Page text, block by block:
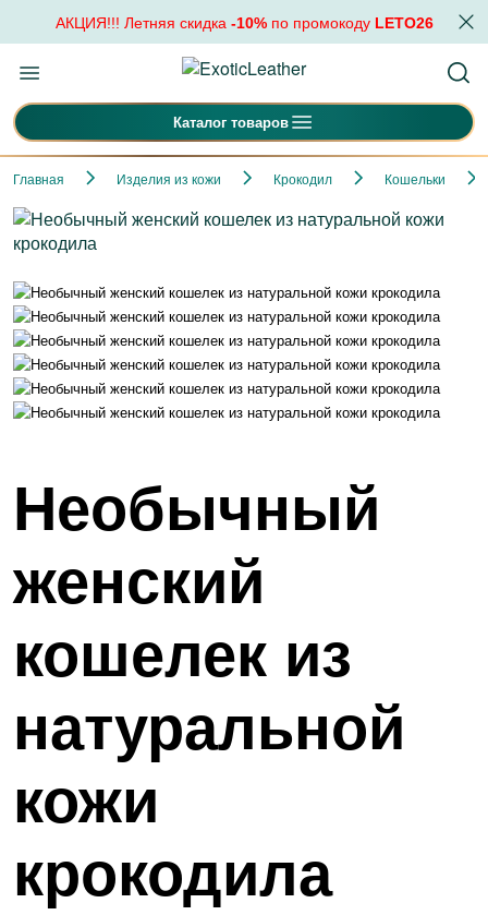
АКЦИЯ!!! Летняя скидка -10%по промокоду LETO26
Каталог товаров
Главная Изделия из кожи Крокодил Кошельки
Необычный
женский
кошелек из
натуральной
кожи
крокодила